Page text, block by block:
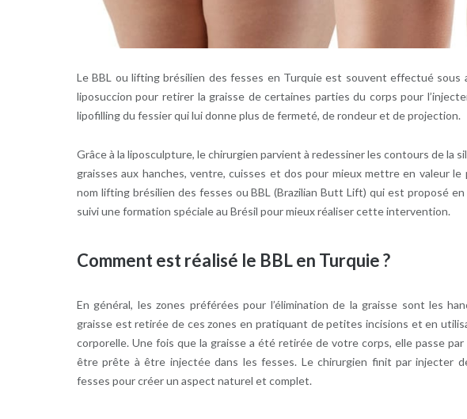
Le BBL ou lifting brésilien des fesses en Turquie est souvent effectué sous
liposuccion pour retirer la graisse de certaines parties du corps pour
lipofilling du fessier qui lui donne plus de fermeté, de rondeur et de projection.
Grâce à la liposculpture, le chirurgien parvient à redessiner les contours de la
graisses aux hanches, ventre, cuisses et dos pour mieux mettre en valeur le
nom lifting brésilien des fesses ou BBL (Brazilian Butt Lift) qui est proposé
suivi une formation spéciale au Brésil pour mieux réaliser cette intervention.
Comment est réalisé le BBL en Turquie ?
En général, les zones préférées pour l’élimination de la graisse sont les
graisse est retirée de ces zones en pratiquant de petites incisions et en
corporelle. Une fois que la graisse a été retirée de votre corps, elle passe
être prête à être injectée dans les fesses. Le chirurgien finit par injecter
fesses pour créer un aspect naturel et complet.